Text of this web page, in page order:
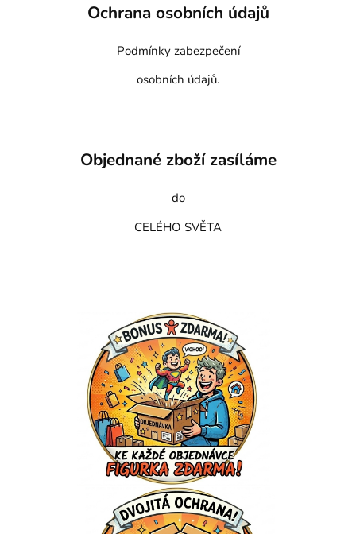
Ochrana osobních údajů
Podmínky zabezpečení
osobních údajů.
Objednané zboží zasíláme
do
CELÉHO SVĚTA